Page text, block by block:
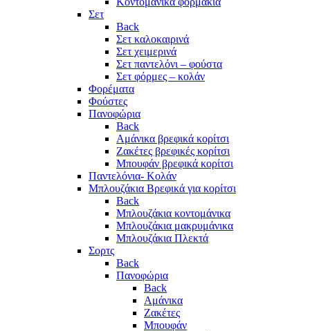
Σετ
Back
Σετ καλοκαιρινά
Σετ χειμερινά
Σετ παντελόνι – φούστα
Σετ φόρμες – κολάν
Φορέματα
Φούστες
Πανοφώρια
Back
Αμάνικα βρεφικά κορίτσι
Ζακέτες βρεφικές κορίτσι
Μπουφάν βρεφικά κορίτσι
Παντελόνια- Κολάν
Μπλουζάκια Βρεφικά για κορίτσι
Back
Μπλουζάκια κοντομάνικα
Μπλουζάκια μακρυμάνικα
Μπλουζάκια Πλεκτά
Σορτς
Back
Πανοφώρια
Back
Αμάνικα
Ζακέτες
Μπουφάν